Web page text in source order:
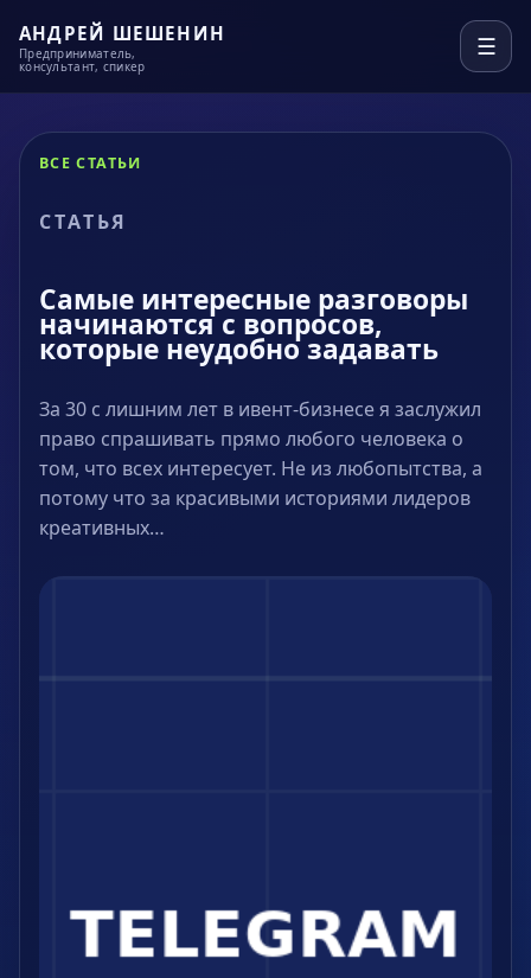
АНДРЕЙ ШЕШЕНИН
Предприниматель,
консультант, спикер
☰
ВСЕ СТАТЬИ
СТАТЬЯ
Самые интересные разговоры
начинаются с вопросов,
которые неудобно задавать
За 30 с лишним лет в ивент-бизнесе я заслужил
право спрашивать прямо любого человека о
том, что всех интересует. Не из любопытства, а
потому что за красивыми историями лидеров
креативных…